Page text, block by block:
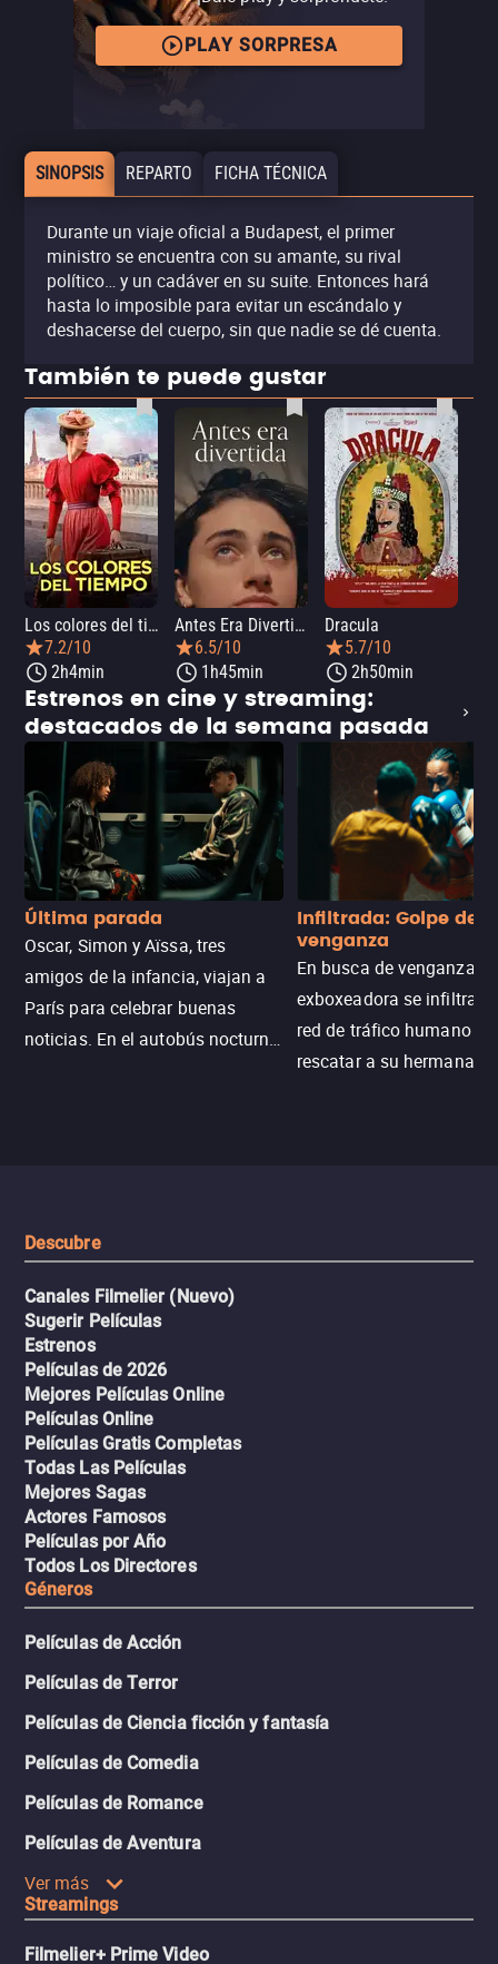
PLAY SORPRESA
SINOPSIS REPARTO FICHA TÉCNICA
Durante un viaje oficial a Budapest, el primer
ministro se encuentra con su amante, su rival
político… y un cadáver en su suite. Entonces hará
hasta lo imposible para evitar un escándalo y
deshacerse del cuerpo, sin que nadie se dé cuenta.
También te puede gustar
Los colores del tiempo
7.2/10
2h4min
Antes Era Divertida
6.5/10
1h45min
Dracula
5.7/10
2h50min
Estrenos en cine y streaming:
destacados de la semana pasada
Última parada
Oscar, Simon y Aïssa, tres
amigos de la infancia, viajan a
París para celebrar buenas
noticias. En el autobús nocturno
Infiltrada: Golpe de
venganza
En busca de venganza,
exboxeadora se infiltra
red de tráfico humano
rescatar a su hermana
Descubre
Canales Filmelier (Nuevo)
Sugerir Películas
Estrenos
Películas de 2026
Mejores Películas Online
Películas Online
Películas Gratis Completas
Todas Las Películas
Mejores Sagas
Actores Famosos
Películas por Año
Todos Los Directores
Géneros
Películas de Acción
Películas de Terror
Películas de Ciencia ficción y fantasía
Películas de Comedia
Películas de Romance
Películas de Aventura
Ver más
Streamings
Filmelier+ Prime Video